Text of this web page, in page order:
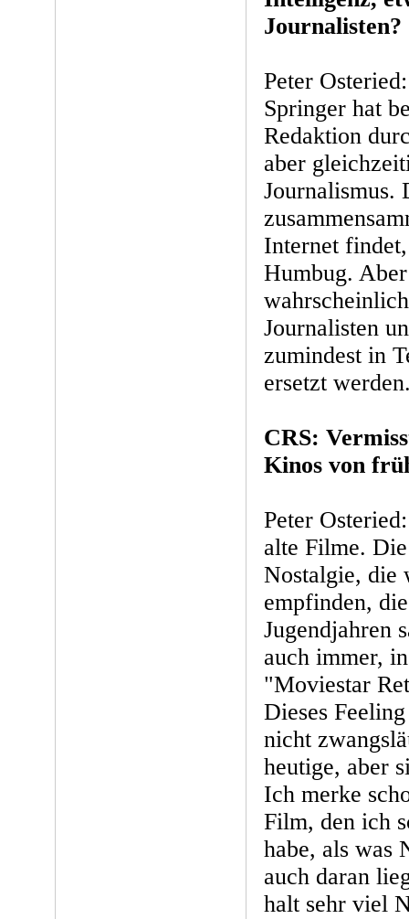
Journalisten?
Peter
Springer hat
Redaktion
aber
Journalismus.
Internet
Humbug.
Journalisten
zumindest in
ersetzt
CRS:
Kinos von
Peter
alte Filme.
Nostalgie, die
empfinden,
Jugendjahren
auch immer,
"Moviestar
Dieses
nicht
heutige, aber
Ich merke
Film, den ich
habe, als was
auch daran
halt sehr viel